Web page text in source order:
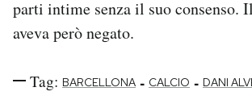
parti intime senza il suo consenso.
aveva però negato.
Tag: BARCELLONA - CALCIO - DANI